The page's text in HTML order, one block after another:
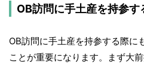
OB訪問に手土産を持参す
OB訪問に手土産を持参する際に
ことが重要になります。まず大